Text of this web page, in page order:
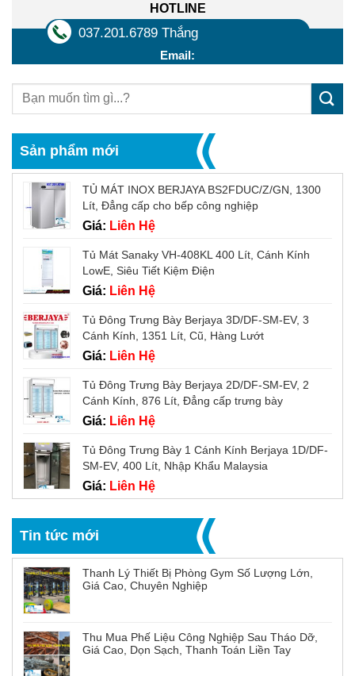
HOTLINE
037.201.6789 Thắng
Email:
Sản phẩm mới
TỦ MÁT INOX BERJAYA BS2FDUC/Z/GN, 1300
Lít, Đẳng cấp cho bếp công nghiệp
Giá: Liên Hệ
Tủ Mát Sanaky VH-408KL 400 Lít, Cánh Kính
LowE, Siêu Tiết Kiệm Điện
Giá: Liên Hệ
Tủ Đông Trưng Bày Berjaya 3D/DF-SM-EV, 3
Cánh Kính, 1351 Lít, Cũ, Hàng Lướt
Giá: Liên Hệ
Tủ Đông Trưng Bày Berjaya 2D/DF-SM-EV, 2
Cánh Kính, 876 Lít, Đẳng cấp trưng bày
Giá: Liên Hệ
Tủ Đông Trưng Bày 1 Cánh Kính Berjaya 1D/DF-
SM-EV, 400 Lít, Nhập Khẩu Malaysia
Giá: Liên Hệ
Tin tức mới
Thanh Lý Thiết Bị Phòng Gym Số Lượng Lớn,
Giá Cao, Chuyên Nghiệp
Thu Mua Phế Liệu Công Nghiệp Sau Tháo Dỡ,
Giá Cao, Dọn Sạch, Thanh Toán Liền Tay